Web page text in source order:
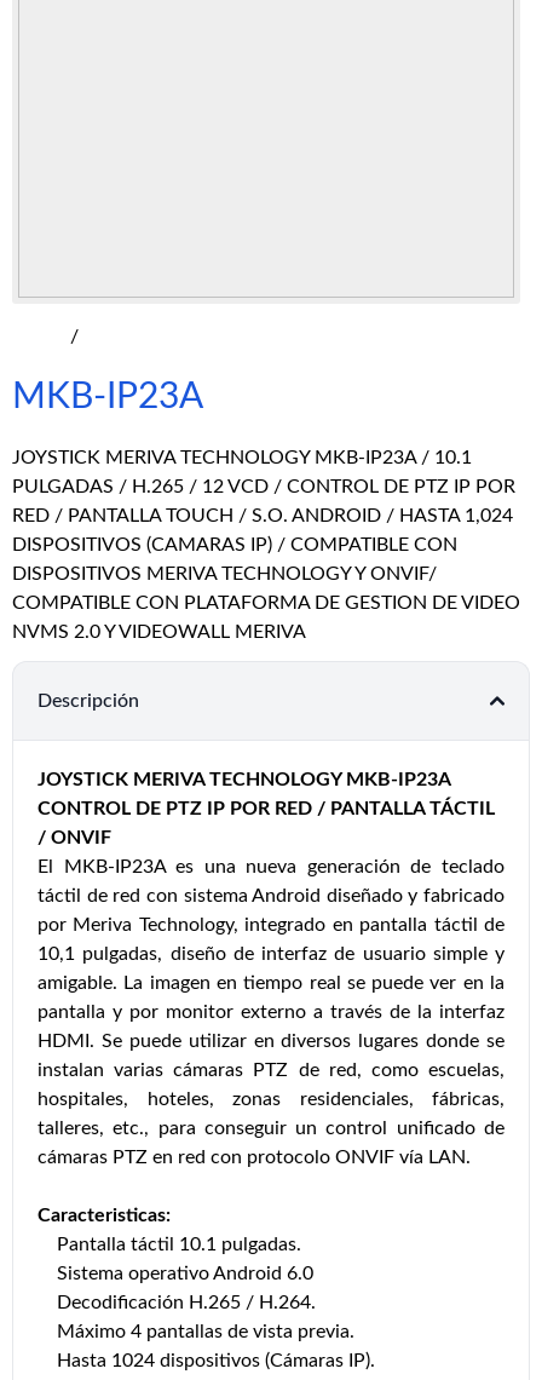
/
MKB-IP23A
JOYSTICK MERIVA TECHNOLOGY MKB-IP23A / 10.1
PULGADAS / H.265 / 12 VCD / CONTROL DE PTZ IP POR
RED / PANTALLA TOUCH / S.O. ANDROID / HASTA 1,024
DISPOSITIVOS (CAMARAS IP) / COMPATIBLE CON
DISPOSITIVOS MERIVA TECHNOLOGY Y ONVIF/
COMPATIBLE CON PLATAFORMA DE GESTION DE VIDEO
NVMS 2.0 Y VIDEOWALL MERIVA
Descripción
JOYSTICK MERIVA TECHNOLOGY MKB-IP23A
CONTROL DE PTZ IP POR RED / PANTALLA TÁCTIL
/ ONVIF
El MKB-IP23A es una nueva generación de teclado
táctil de red con sistema Android diseñado y fabricado
por Meriva Technology, integrado en pantalla táctil de
10,1 pulgadas, diseño de interfaz de usuario simple y
amigable. La imagen en tiempo real se puede ver en la
pantalla y por monitor externo a través de la interfaz
HDMI. Se puede utilizar en diversos lugares donde se
instalan varias cámaras PTZ de red, como escuelas,
hospitales, hoteles, zonas residenciales, fábricas,
talleres, etc., para conseguir un control unificado de
cámaras PTZ en red con protocolo ONVIF vía LAN.
Caracteristicas:
Pantalla táctil 10.1 pulgadas.
Sistema operativo Android 6.0
Decodificación H.265 / H.264.
Máximo 4 pantallas de vista previa.
Hasta 1024 dispositivos (Cámaras IP).